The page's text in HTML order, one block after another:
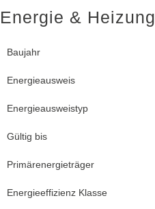
Energie & Heizung
Baujahr
Energieausweis
Energie­ausweistyp
Gültig bis
Primärenergieträger
Energieeffizienz Klasse